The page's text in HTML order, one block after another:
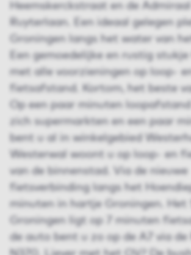
Heemskerckstraat en de
Ruyterlaan. Een ideaal gelegen
Groningen langs het water van
Een gemoedelijke en rustig stukje
met alle voorzieningen op loop- en
fietsafstand. Kortom, het beste
Op een paar minuten loopafstand
zich supermarkten en een paar
bent u al in winkelgebied
Westerwal woont u op loop- en
van de binnenstad. Via de nieuwe
fietsverbinding langs het
minuten in hartje Groningen. Het
Groningen ligt op 7 minuten
de auto bent u zo op de A7 via de